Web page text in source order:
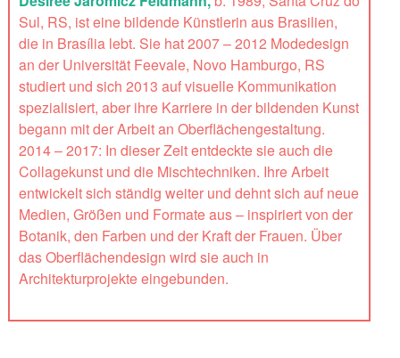
Sul, RS, ist eine bildende Künstlerin aus Brasilien,
die in Brasília lebt. Sie hat 2007 – 2012 Modedesign
an der Universität Feevale, Novo Hamburgo, RS
studiert und sich 2013 auf visuelle Kommunikation
spezialisiert, aber ihre Karriere in der bildenden Kunst
begann mit der Arbeit an Oberflächengestaltung.
2014 – 2017: In dieser Zeit entdeckte sie auch die
Collagekunst und die Mischtechniken. Ihre Arbeit
entwickelt sich ständig weiter und dehnt sich auf neue
Medien, Größen und Formate aus – inspiriert von der
Botanik, den Farben und der Kraft der Frauen. Über
das Oberflächendesign wird sie auch in
Architekturprojekte eingebunden.